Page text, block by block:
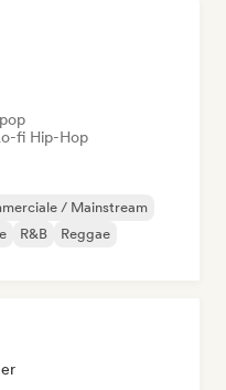
fi Hip-Hop
/ Mainstream
R&B
Reggae